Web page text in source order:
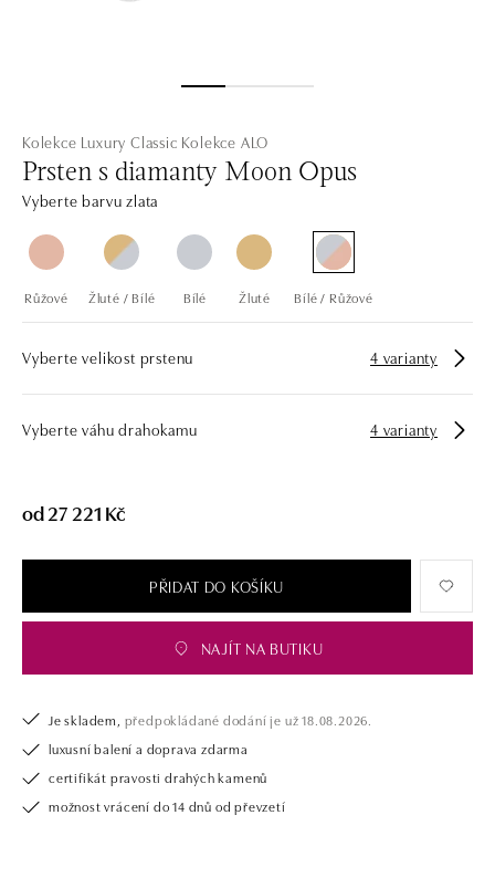
Kolekce Luxury Classic Kolekce ALO
Prsten s diamanty Moon Opus
Vyberte barvu zlata
Růžové Žluté / Bílé Bílé Žluté Bílé / Růžové
Vyberte velikost prstenu 4 varianty
Vyberte váhu drahokamu 4 varianty
od 27 221 Kč
PŘIDAT DO KOŠÍKU
NAJÍT NA BUTIKU
Je skladem, předpokládané dodání je už 18.08.2026.
luxusní balení a doprava zdarma
certifikát pravosti drahých kamenů
možnost vrácení do 14 dnů od převzetí